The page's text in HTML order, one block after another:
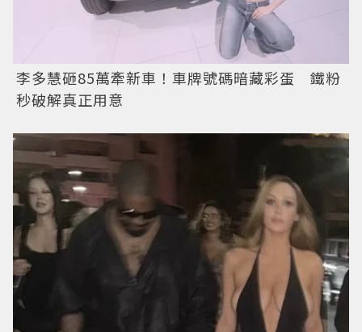
李多慧砸85萬牽新車！車牌號碼暗藏彩蛋 鐵粉
秒破解真正用意